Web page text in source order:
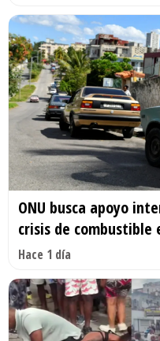
ONU busca apoyo
crisis de combustible
Hace 1 día